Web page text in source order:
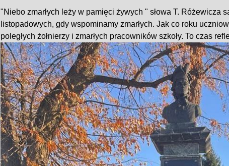
"Niebo zmarłych leży w pamięci żywych " słowa T. Różewicza
listopadowych, gdy wspominamy zmarłych. Jak co roku
poległych żołnierzy i zmarłych pracowników szkoły. To czas